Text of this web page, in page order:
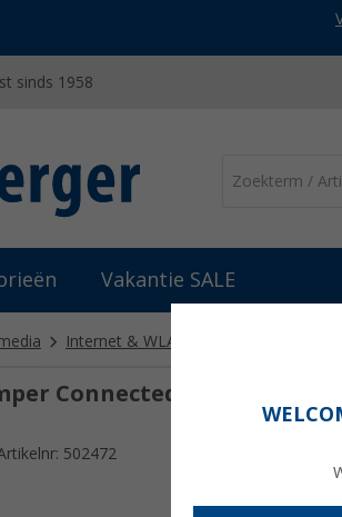
sinds 1958
Vakantie SALE
Internet & WLAN
Connected 5G Ready
502472